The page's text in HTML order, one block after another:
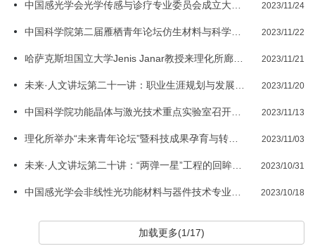
2023/11/24
2023/11/22
2023/11/21
2023/11/20
2023/11/13
2023/11/03
2023/10/31
2023/10/18
加载更多(1/17)